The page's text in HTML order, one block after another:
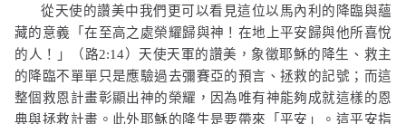
從天使的讚美中我們更可以看見這位以馬內利的降臨與蘊
藏的意義「在至高之處榮耀歸與神！在地上平安歸與他所喜悅
的人！」
（路2:14）天使天軍的讚美，象徵耶穌的降生、救主
的降臨不單單只是應驗過去彌賽亞的預言、拯救的記號；而這
整個救恩計畫彰顯出神的榮耀，因為唯有神能夠成就這樣的恩
典與拯救計畫。此外耶穌的降生是要帶來「平安」。這平安指